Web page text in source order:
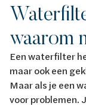
waarom
Een waterfilter
maar ook een
Maar als je een
voor problemen.